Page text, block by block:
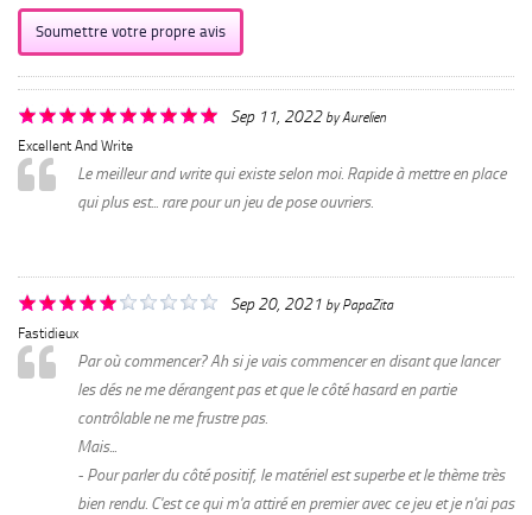
Soumettre votre propre avis
Sep 11, 2022byAurelien
Excellent And Write
Le meilleur and write qui existe selon moi. Rapide à mettre en place
qui plus est... rare pour un jeu de pose ouvriers.
Sep 20, 2021 byPapaZita
Fastidieux
Par où commencer? Ah si je vais commencer en disant que lancer
les dés ne me dérangent pas et que le côté hasard en partie
contrôlable ne me frustre pas.
Mais...
- Pour parler du côté positif, le matériel est superbe et le thème très
bien rendu. C'est ce qui m'a attiré en premier avec ce jeu et je n'ai pas